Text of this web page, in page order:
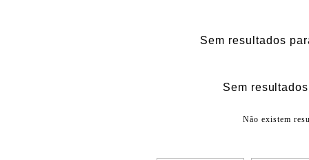
Sem resultados
Sem
Não existem